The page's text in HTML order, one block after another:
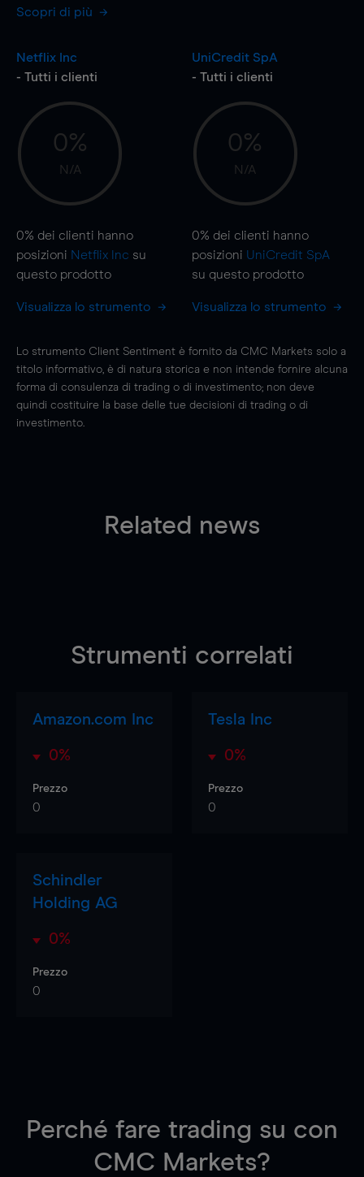
Scopri di più
Netflix Inc
- Tutti i clienti
0%
N/A
0% dei clienti hanno
posizioni Netflix Inc su
questo prodotto
Visualizza lo strumento
UniCredit SpA
- Tutti i clienti
0%
N/A
0% dei clienti hanno
posizioni UniCredit SpA
su questo prodotto
Visualizza lo strumento
Lo strumento Client Sentiment è fornito da CMC Markets solo a
titolo informativo, è di natura storica e non intende fornire alcuna
forma di consulenza di trading o di investimento; non deve
quindi costituire la base delle tue decisioni di trading o di
investimento.
Related news
Strumenti correlati
Amazon.com Inc
0%
Prezzo
0
Tesla Inc
0%
Prezzo
0
Schindler
Holding AG
0%
Prezzo
0
Perché fare trading su con
CMC Markets?